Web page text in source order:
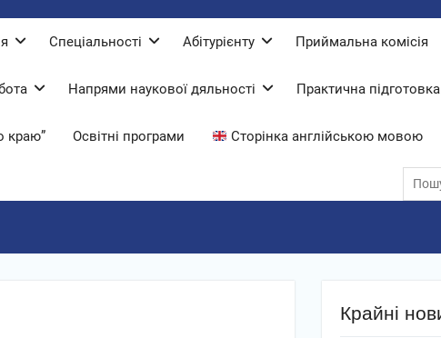
Спеціальності Абітурієнту Приймальна комісія
Напрями наукової дяльності Практична підготовка
краю” Освітні програми Сторінка англійською мовою
Крайні